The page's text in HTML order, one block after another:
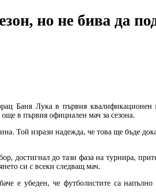
но не бива да
Баня Лука в първия
в първия официален мач за сезона.
Той изрази надежда, че това ще бъде
достигнал до тази фаза на турнира,
си с всеки следващ мач.
е убеден, че футболистите са напълно